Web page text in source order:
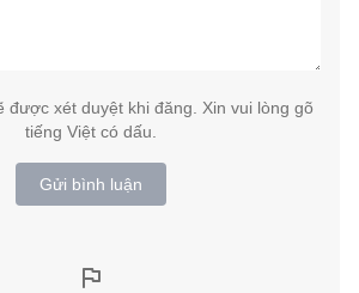
được xét duyệt khi đăng. Xin vui lòng gõ
tiếng Việt có dấu.
Gửi bình luận